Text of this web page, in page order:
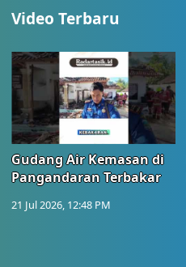
Video Terbaru
Gudang Air Kemasan di
Pangandaran Terbakar
21 Jul 2026, 12:48 PM